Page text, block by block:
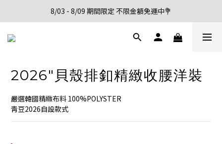
新會員註冊首購享95折優惠
8/03 - 8/09 期間限定 不限金額免運中💐
新會員註冊首購享95折優惠
2026"貝殼排釦精緻收腰洋裝
嚴選韓國精緻布料 100%POLYSTER
靑豆2026自設款式